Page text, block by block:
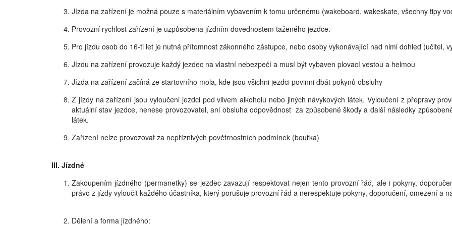
Jízda na zařízení je možná pouze s materiálním vybavením k tomu určenému (wakeboard, wakeskate, všechny tipy
Provozní rychlost zařízení je uzpůsobena jízdním dovednostem taženého jezdce.
Pro jízdu osob do 16-ti let je nutná přítomnost zákonného zástupce, nebo osoby vykonávající nad nimi dohled (učitel,
Jízdu na zařízení provozuje každý jezdec na vlastní nebezpečí a musí být vybaven plovací vestou a helmou
Jízda na zařízení začíná ze startovního mola, kde jsou všichni jezdci povinni dbát pokynů obsluhy
Z jízdy na zařízení jsou vyloučeni jezdci pod vlivem alkoholu nebo jiných návykových látek. Vyloučení z přepravy
aktuální stav jezdce, nenese provozovatel, ani obsluha odpovědnost za způsobené škody a další následky
látek.
Zařízení nelze provozovat za nepříznivých povětrnostních podmínek (bouřka)
III. Jízdné
Zakoupením jízdného (permanetky) se jezdec zavazují respektovat nejen tento provozní řád, ale i pokyny,
právo z jízdy vyloučit každého účastníka, který porušuje provozní řád a nerespektuje pokyny, doporučení, omezení a
Dělení a forma jízdného: